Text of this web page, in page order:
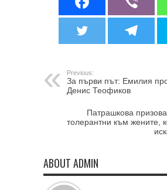
Previous:
За първи път: Eмилия
Денис Теофиков
Патрашкова
толерантни към жените,
ABOUT ADMIN